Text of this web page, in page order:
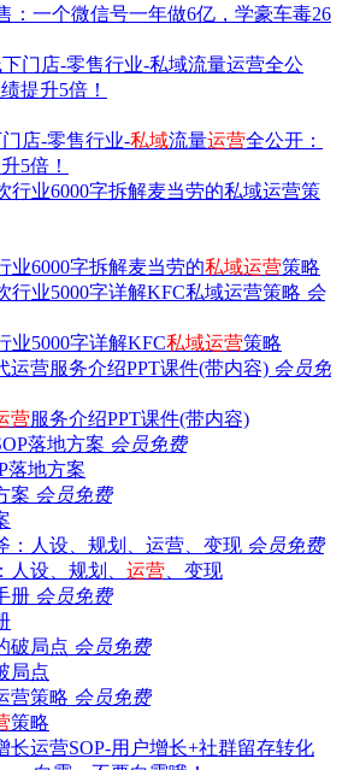
：一个微信号一年做6亿，学豪车毒26
店-零售行业-私域流量运营全公开：
5倍！
业6000字拆解麦当劳的私域运营策略
会
业5000字详解KFC私域运营策略
会员免
营服务介绍PPT课件(带内容)
会员免费
落地方案
会员免费
会员免费
人设、规划、 运营 、变现
会员免费
会员免费
局点
会员免费
策略